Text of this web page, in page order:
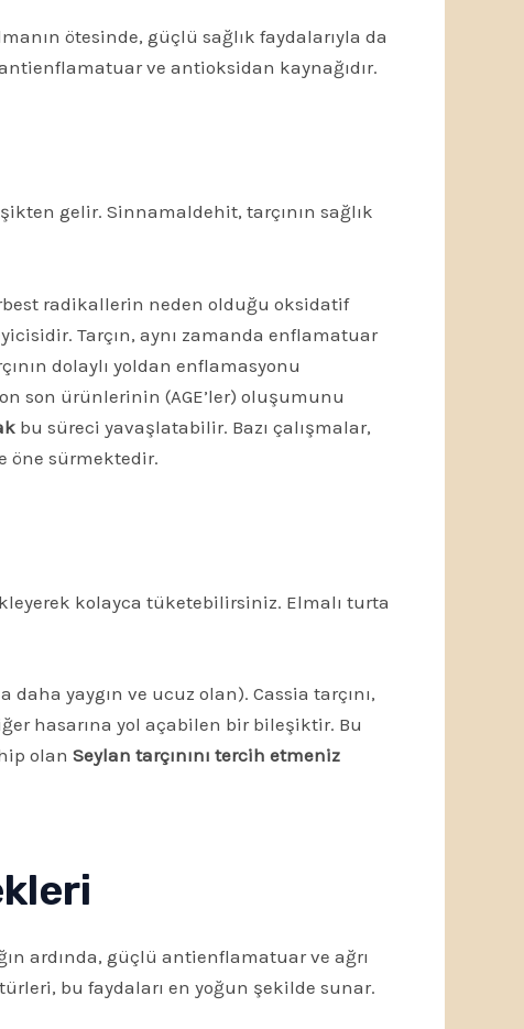
ötesinde, güçlü sağlık faydalarıyla da
ve antioksidan kaynağıdır.
gelir. Sinnamaldehit, tarçının sağlık
radikallerin neden olduğu oksidatif
Tarçın, aynı zamanda enflamatuar
dolaylı yoldan enflamasyonu
son ürünlerinin (AGE’ler) oluşumunu
bu süreci yavaşlatabilir. Bazı çalışmalar,
öne sürmektedir.
kolayca tüketebilirsiniz. Elmalı turta
daha yaygın ve ucuz olan). Cassia tarçını,
hasarına yol açabilen bir bileşiktir. Bu
olan Seylan tarçınını tercih etmeniz
ardında, güçlü antienflamatuar ve ağrı
bu faydaları en yoğun şekilde sunar.